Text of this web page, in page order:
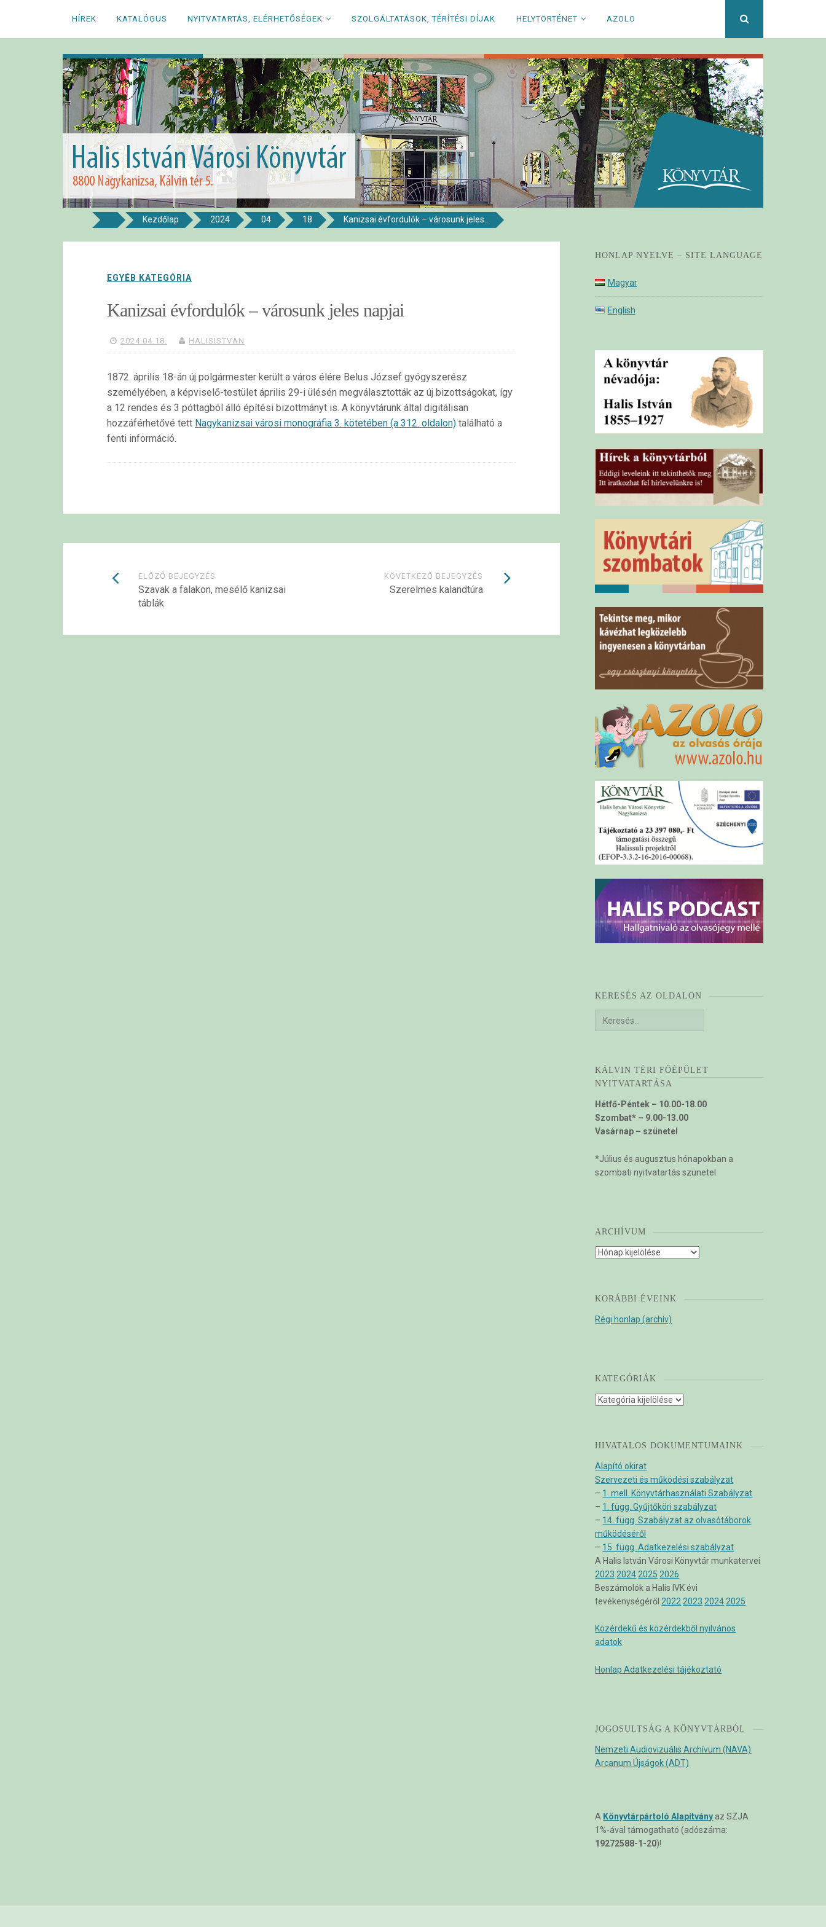
HÍREK KATALÓGUS NYITVATARTÁS, ELÉRHETŐSÉGEK SZOLGÁLTATÁSOK, TÉRÍTÉSI DÍJAK HELYTÖRTÉNET AZOLO
Halis István Városi Könyvtár
Kezdőlap 2024 04 18 Kanizsai évfordulók – városunk jeles...
EGYÉB KATEGÓRIA
Kanizsai évfordulók – városunk jeles napjai
2024.04.18. HALISISTVAN
1872. április 18-án új polgármester került a város élére Belus József gyógyszerész
személyében, a képviselő-testület április 29-i ülésén megválasztották az új bizottságokat, így
a 12 rendes és 3 póttagból álló építési bizottmányt is. A könyvtárunk által digitálisan
hozzáférhetővé tett Nagykanizsai városi monográfia 3. kötetében (a 312. oldalon) található a
fenti információ.
Bejegyzések
navigációja
ELŐZŐ BEJEGYZÉS
Szavak a falakon, mesélő kanizsai
táblák
KÖVETKEZŐ BEJEGYZÉS
Szerelmes kalandtúra
HONLAP NYELVE – SITE LANGUAGE
Magyar
English
KERESÉS AZ OLDALON
Keresés:
KÁLVIN TÉRI FŐÉPÜLET
NYITVATARTÁSA
Hétfő-Péntek – 10.00-18.00
Szombat* – 9.00-13.00
Vasárnap – szünetel
*Július és augusztus hónapokban a
szombati nyitvatartás szünetel.
ARCHÍVUM
Archívum
KORÁBBI ÉVEINK
Régi honlap (archív)
KATEGÓRIÁK
Kategóriák
HIVATALOS DOKUMENTUMAINK
Alapító okirat
Szervezeti és működési szabályzat
– 1. mell. Könyvtárhasználati Szabályzat
– 1. függ. Gyűjtőköri szabályzat
– 14. függ. Szabályzat az olvasótáborok
működéséről
– 15. függ. Adatkezelési szabályzat
A Halis István Városi Könyvtár munkatervei
2023 2024 2025 2026
Beszámolók a Halis IVK évi
tevékenységéről 2022 2023 2024 2025
Közérdekű és közérdekből nyilvános
adatok
Honlap Adatkezelési tájékoztató
JOGOSULTSÁG A KÖNYVTÁRBÓL
Nemzeti Audiovizuális Archívum (NAVA)
Arcanum Újságok (ADT)
A Könyvtárpártoló Alapítvány az SZJA
1%-ával támogatható (adószáma:
19272588-1-20)!